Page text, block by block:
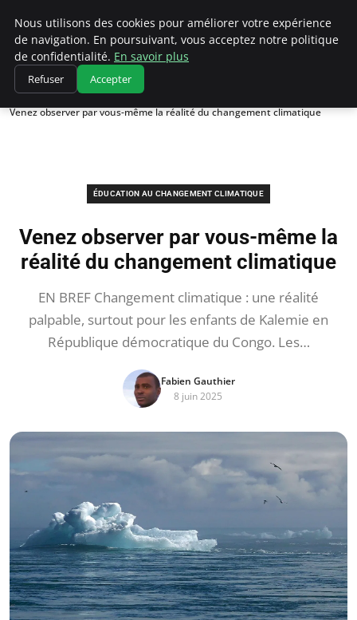
Climatedebtagents
Accueil
Éducation au changement climatique
Venez observer par vous-même la réalité du changement climatique
ÉDUCATION AU CHANGEMENT CLIMATIQUE
Venez observer par vous-même la
réalité du changement climatique
EN BREF Changement climatique : une réalité
palpable, surtout pour les enfants de Kalemie en
République démocratique du Congo. Les…
Fabien Gauthier
8 juin 2025
Nous utilisons des cookies pour améliorer votre expérience
de navigation. En poursuivant, vous acceptez notre politique
de confidentialité. En savoir plus
Refuser Accepter